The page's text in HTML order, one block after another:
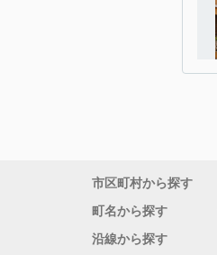
市区町村から探す
町名から探す
沿線から探す